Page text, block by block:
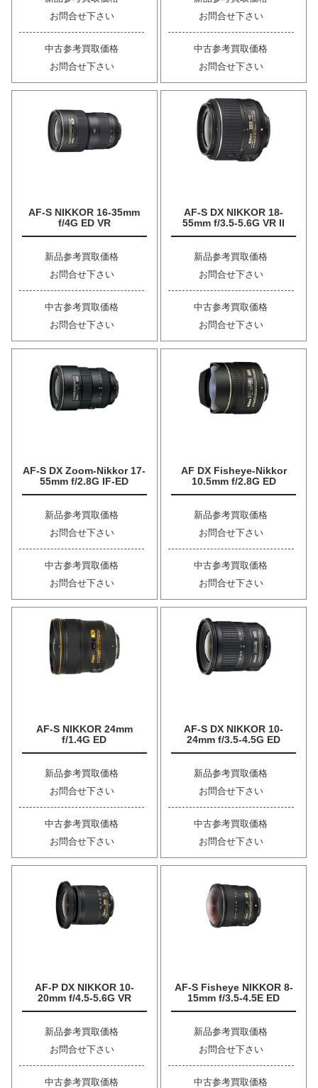
お問合せ下さい
中古参考買取価格
お問合せ下さい
お問合せ下さい
中古参考買取価格
お問合せ下さい
AF-S NIKKOR 16-35mm
f/4G ED VR
新品参考買取価格
お問合せ下さい
中古参考買取価格
お問合せ下さい
AF-S DX NIKKOR 18-
55mm f/3.5-5.6G VR II
新品参考買取価格
お問合せ下さい
中古参考買取価格
お問合せ下さい
AF-S DX Zoom-Nikkor 17-
55mm f/2.8G IF-ED
新品参考買取価格
お問合せ下さい
中古参考買取価格
お問合せ下さい
AF DX Fisheye-Nikkor
10.5mm f/2.8G ED
新品参考買取価格
お問合せ下さい
中古参考買取価格
お問合せ下さい
AF-S NIKKOR 24mm
f/1.4G ED
新品参考買取価格
お問合せ下さい
中古参考買取価格
お問合せ下さい
AF-S DX NIKKOR 10-
24mm f/3.5-4.5G ED
新品参考買取価格
お問合せ下さい
中古参考買取価格
お問合せ下さい
AF-P DX NIKKOR 10-
20mm f/4.5-5.6G VR
新品参考買取価格
お問合せ下さい
中古参考買取価格
AF-S Fisheye NIKKOR 8-
15mm f/3.5-4.5E ED
新品参考買取価格
お問合せ下さい
中古参考買取価格